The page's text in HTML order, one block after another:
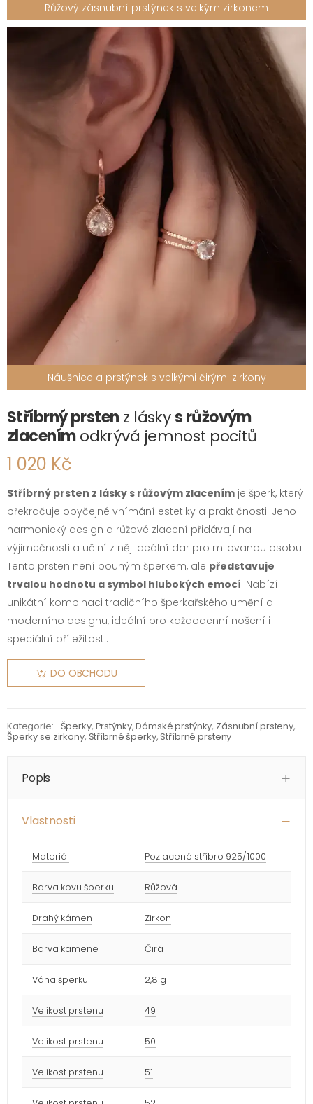
Růžový zásnubní prstýnek s velkým zirkonem
Náušnice a prstýnek s velkými čirými zirkony
Stříbrný prsten z láskys růžovým
zlacenímodkrývá jemnost pocitů
1 020 Kč
Stříbrný prsten z lásky s růžovým zlacením je šperk, který
překračuje obyčejné vnímání estetiky a praktičnosti. Jeho
harmonický design a růžové zlacení přidávají na
výjimečnosti a učiní z něj ideální dar pro milovanou osobu.
Tento prsten není pouhým šperkem, ale představuje
trvalou hodnotu a symbol hlubokých emocí. Nabízí
unikátní kombinaci tradičního šperkařského umění a
moderního designu, ideální pro každodenní nošení i
speciální příležitosti.
DO OBCHODU
Kategorie: Šperky, Prstýnky,Dámské prstýnky, Zásnubní prsteny,
Šperky se zirkony, Stříbrné šperky,Stříbrné prsteny
Popis
Vlastnosti
Materiál Pozlacené stříbro 925/1000
Barva kovu šperku Růžová
Drahý kámen Zirkon
Barva kamene Čirá
Váha šperku 2,8 g
Velikost prstenu 49
Velikost prstenu 50
Velikost prstenu 51